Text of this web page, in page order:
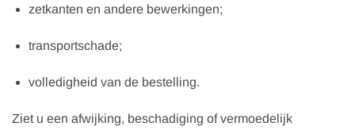
zetkanten en andere bewerkingen;
transportschade;
volledigheid van de bestelling.
Ziet u een afwijking, beschadiging of vermoedelijk